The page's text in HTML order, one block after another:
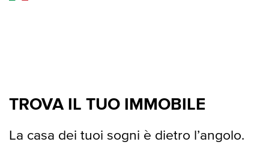
TROVA IL TUO IMMOBILE
La casa dei tuoi sogni è dietro l’angolo.